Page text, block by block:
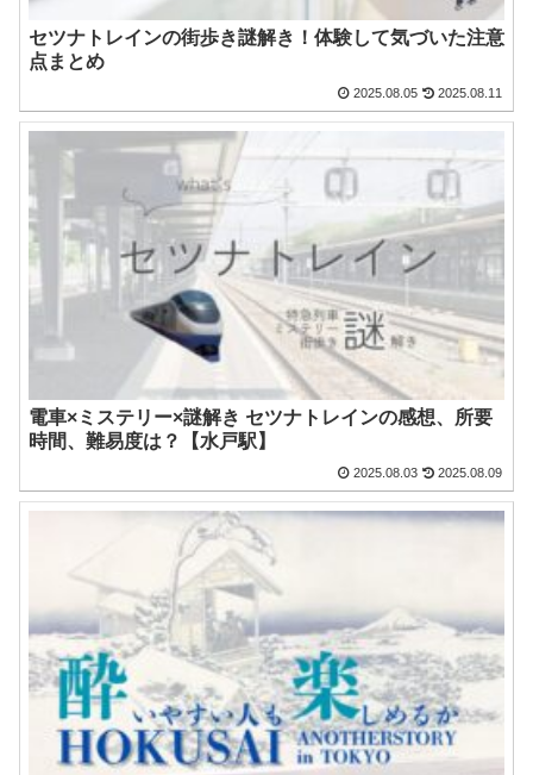
セツナトレインの街歩き謎解き！体験して気づいた注意
点まとめ
2025.08.05 2025.08.11
電車×ミステリー×謎解き セツナトレインの感想、所要
時間、難易度は？【水戸駅】
2025.08.03 2025.08.09